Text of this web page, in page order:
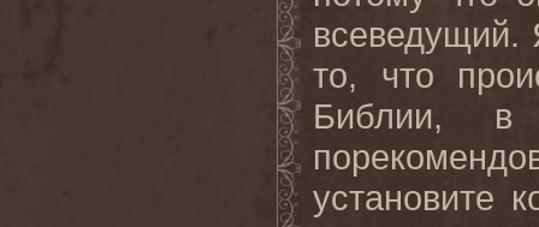
всеведущий.
то, что
Библии, в
установите